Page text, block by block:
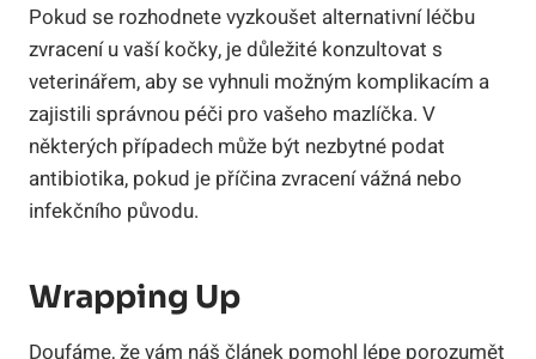
Pokud⁢ se rozhodnete vyzkoušet alternativní léčbu
zvracení u ⁣vaší kočky, je důležité​ konzultovat s
veterinářem, aby se vyhnuli⁣ možným komplikacím‌ a
zajistili správnou péči pro vašeho mazlíčka. V
některých případech⁣ může být nezbytné podat
antibiotika, pokud je​ příčina zvracení vážná nebo
infekčního původu.
Wrapping Up
Doufáme, že vám náš článek pomohl lépe porozumět